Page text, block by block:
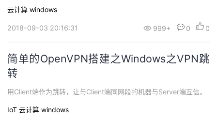
云计算 windows
2018-09-03 20:16:31 999+ 0 0
简单的OpenVPN搭建之Windows之VPN跳
转
用Client端作为跳转，让与Client端同网段的机器与Server端互信。
IoT 云计算 windows